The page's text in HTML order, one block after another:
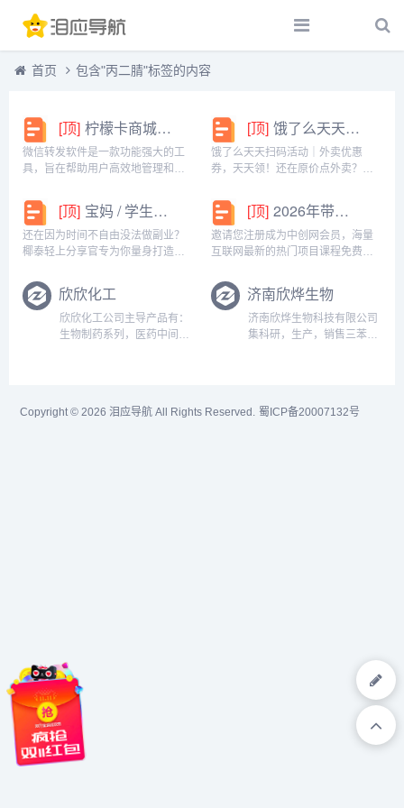
首页 包含"丙二腈"标签的内容
[顶] 柠檬卡商城24h自动发卡平台虚拟商品激活码自助购买商城
微信转发软件是一款功能强大的工
具，旨在帮助用户高效地管理和操
能，包括一键转发、朋友圈转发和
微信抢红包等。一键转发软件使得
用户可以轻松地将消息、图片或其
他内容快速转发给多个...
[顶] 饿了么天天扫码活动｜外卖优惠券，天天领！
饿了么天天扫码活动｜外卖优惠
券，天天领！还在原价点外卖？你
码活动」，用微信扫一扫，就能领
外卖专属优惠券，先领券再下单，
省钱更划算！优惠覆盖全场景早餐
汉堡、午餐快餐、晚餐炸...
[顶] 宝妈 / 学生党看过来！椰泰轻上分享官，时间自由，在家也能赚
还在因为时间不自由没法做副业？
椰泰轻上分享官专为你量身打造！
是想赚生活费的学生党，都能在这
里找到适合自己的增收方式。成为
分享官，你可以自由安排时间：带
娃间隙、下课碎片、睡...
[顶] 2026年带你闷声赚大钱，轻松月赚1000+
邀请您注册成为中创网会员，海量
互联网最新的热门项目课程免费学
CPA，CPS，虚拟资源，各类爆粉
赚钱攻略，国内外最新赚钱项目，
都在中创网，快来学习吧！注册中
创网（赚现金）h...
欣欣化工
欣欣化工公司主导产品有：
生物制药系列，医药中间
欣烨化工有限公司是一家集
济南欣烨生物
济南欣烨生物科技有限公司
集科研，生产，销售三苯基
酚醛树脂等产品。氧化苯乙
Copyright © 2026 泪应导航 All Rights Reserved. 蜀ICP备20007132号